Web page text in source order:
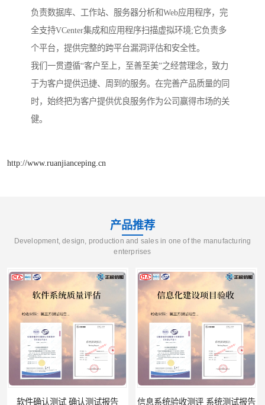
负责数据库、工作站、服务器分析和Web应用程序，完
全支持VCenter集成和应用程序扫描虚拟环境;它负责多
个平台，提供完整的跨平台漏洞评估和安全性。
我们一贯遵循“客户至上，至善至美”之经营理念，致力
于为客户提供迅捷、周到的服务。在完善产品质量的同
时，始终把为客户提供优良服务作为公司赢得市场的关
健。
http://www.ruanjianceping.cn
产品推荐
Development, design, production and sales in one of the manufacturing
enterprises
信息系统验收测评 系统测试报告 政务系统验收测试 软件测试报告